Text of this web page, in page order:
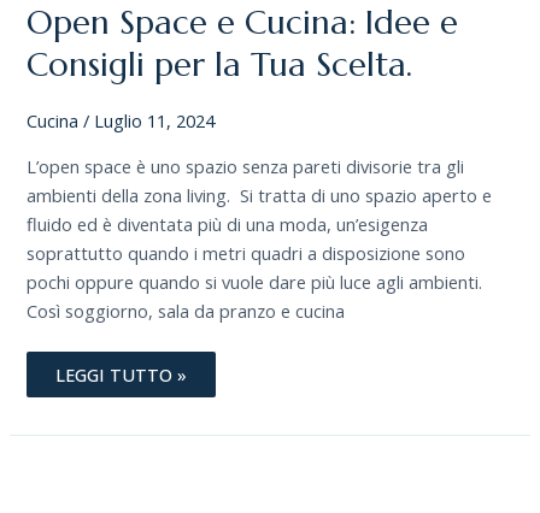
Open Space e Cucina: Idee e
Consigli per la Tua Scelta.
Cucina / Luglio 11, 2024
L’open space è uno spazio senza pareti divisorie tra gli
ambienti della zona living. Si tratta di uno spazio aperto e
fluido ed è diventata più di una moda, un’esigenza
soprattutto quando i metri quadri a disposizione sono
pochi oppure quando si vuole dare più luce agli ambienti.
Così soggiorno, sala da pranzo e cucina
IDEE
E
CONSIGLI
PER
SCELTA.
LEGGI TUTTO »